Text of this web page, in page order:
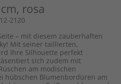
rosa
2120
– mit diesem zauberhaften
Mit seiner taillierten,
Ihre Silhouette perfekt
sich zudem mit
am modischen
hübschen Blumenbordüren am